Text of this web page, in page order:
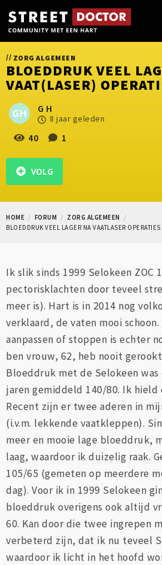
// ZORG ALGEMEEN
BLOEDDRUK VEEL
VAAT(LASER)
G H
8 jaar geleden
40 1
VOLG
HOME FORUM
ZORG ALGEMEEN
BLOEDDRUK VEEL LAGER NA VAATLASER OPERATIES
Ik slik sinds 1999 Selokeen ZOC
pectorisklachten door teveel
meer is). Hart is in 2014 nog
verklaard, de vaten mooi
aanpassen of stoppen is echter
ben vrouw, 62, heb nooit
Bloeddruk met de Selokeen
jaren gemiddeld 140/80. Ik hield
Recent zijn er twee aderen in
(i.v.m. lekkende vaatkleppen).
meer en mooie lage bloeddruk,
laag, waardoor ik duizelig raak.
105/65 (gemeten op meerdere
dag). Voor ik in 1999 Selokeen
bloeddruk overigens ook altijd
60. Kan door die twee ingrepen
verbeterd zijn, dat ik nu teveel
waardoor ik licht in het hoofd